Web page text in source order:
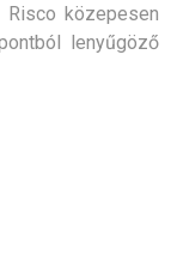
közepesen
lenyűgöző